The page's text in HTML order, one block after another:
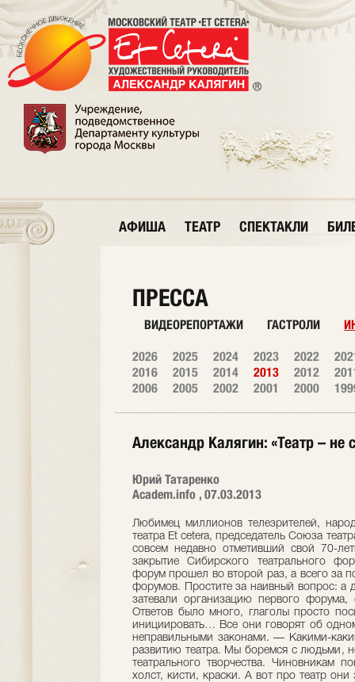
АФИША ТЕАТР СПЕКТАКЛИ
ПРЕССА
ВИДЕОРЕПОРТАЖИ ГАСТРОЛИ
2026 2025 2024 2023 2022
2016
2015 2014 2013 2012
2006
2005 2002 2001 2000
Александр Калягин: «Театр – не
Юрий Татаренко
Academ.info , 07.03.2013
Любимец миллионов телезрителей,
театра Et cetera, председатель Союза
совсем недавно отметивший свой 70-
закрытие Сибирского театрального
форум прошел во второй раз, а всего за
форумов. Простите за наивный вопрос:
затевали организацию первого
Ответов было много, глаголы просто
инициировать… Все они говорят об
неправильными законами. — Какими-
развитию театра. Мы боремся с людьми,
театрального творчества. Чиновникам
холст, кисти, краски. А вот про театр